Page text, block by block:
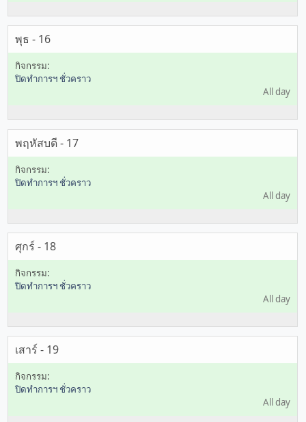
พุธ - 16
ปิดทำการฯ ชั่วคราว
All day
พฤหัสบดี - 17
ปิดทำการฯ ชั่วคราว
All day
ศุกร์ - 18
ปิดทำการฯ ชั่วคราว
All day
เสาร์ - 19
ปิดทำการฯ ชั่วคราว
All day